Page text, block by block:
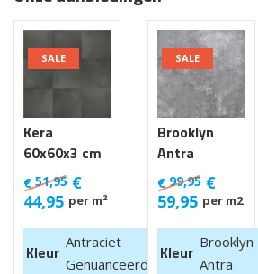
Kera
60x60x3 cm
Luik
€ 51,95 €
44,95 per m²
SALE
Kleur
Antraciet
Genuanceerd
Brooklyn
Antra
100x100x4
cm van €
99,95 m2
€ 99,95 €
59,95 per m2
SALE
Kleur
Brooklyn
Antra